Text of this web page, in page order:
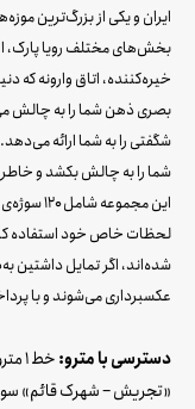
ایران و یکی از بزرگ‌ترین
بخش‌های مختلف رویا پارک،
خیره‌کننده، اتاق وارونه که
بصری ذهن شما را به چالش
شگفتی را به شما ارائه
شما را به چالش بکشد و
این
شده‌اند، اگر تمایل
عکسبرداری می‌شوند و با
دسترسی با مترو: